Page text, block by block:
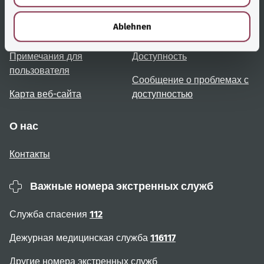
Ablehnen
Полезные ссылки
Обзор тем
Примечания для
пользователя
Карта веб-сайта
Услуги
Консультация и помощь
Доступность
Сообщение о проблемах с
доступностью
О нас
Контакты
Важные номера экстренных служб
Служба спасения 112
Дежурная медицинская служба 116117
Другие номера экстренных служб